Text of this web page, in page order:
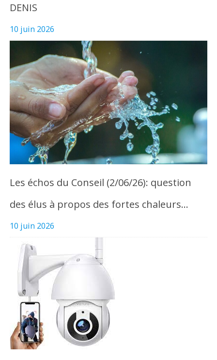
DENIS
10 juin 2026
Les échos du Conseil (2/06/26): question
des élus à propos des fortes chaleurs…
10 juin 2026